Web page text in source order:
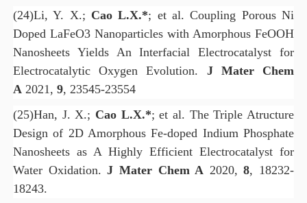
(24)Li, Y. X.; Cao L.X.*; et al. Coupling Porous Ni
Doped LaFeO3 Nanoparticles with Amorphous FeOOH
Nanosheets Yields An Interfacial Electrocatalyst for
Electrocatalytic Oxygen Evolution. J Mater Chem
A2021, 9, 23545-23554
(25)Han, J. X.; Cao L.X.*; et al. The Triple Atructure
Design of 2D Amorphous Fe-doped Indium Phosphate
Nanosheets as A Highly Efficient Electrocatalyst for
Water Oxidation.J Mater Chem A 2020,8, 18232-
18243.